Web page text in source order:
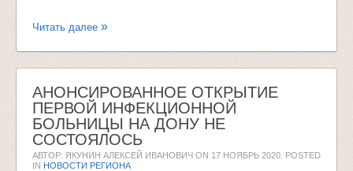
Читать далее
АНОНСИРОВАННОЕ ОТКРЫТИЕ
ПЕРВОЙ ИНФЕКЦИОННОЙ
БОЛЬНИЦЫ НА ДОНУ НЕ
СОСТОЯЛОСЬ
АВТОР: ЯКУНИН АЛЕКСЕЙ ИВАНОВИЧ ON 17 НОЯБРЬ 2020 . POSTED
IN НОВОСТИ РЕГИОНА